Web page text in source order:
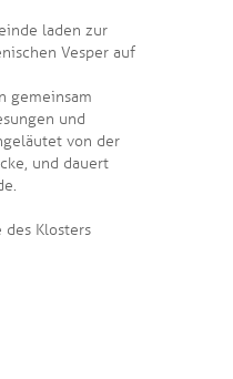
laden zur
Vesper auf
gemeinsam
und
von der
und dauert
des Klosters